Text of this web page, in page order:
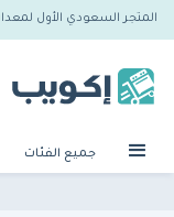
المتجر السعودي الأول
جميع الفئات